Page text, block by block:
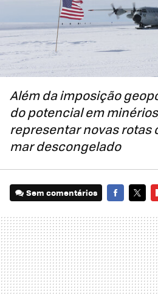
Além da imposição
do potencial em
representar novas rotas
mar descongelado
Sem comentários